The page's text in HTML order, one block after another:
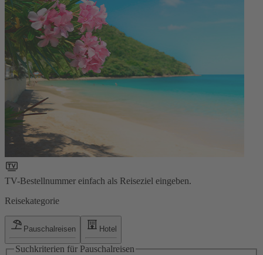
TV-Bestellnummer einfach als Reiseziel eingeben.
Reisekategorie
Pauschalreisen Hotel
Suchkriterien für Pauschalreisen